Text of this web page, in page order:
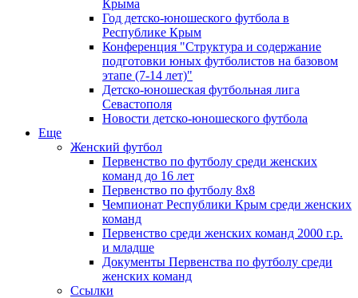
Крыма
Год детско-юношеского футбола в
Республике Крым
Конференция "Структура и содержание
подготовки юных футболистов на базовом
этапе (7-14 лет)"
Детско-юношеская футбольная лига
Севастополя
Новости детско-юношеского футбола
Еще
Женский футбол
Первенство по футболу среди женских
команд до 16 лет
Первенство по футболу 8х8
Чемпионат Республики Крым среди женских
команд
Первенство среди женских команд 2000 г.р.
и младше
Документы Первенства по футболу среди
женских команд
Ссылки